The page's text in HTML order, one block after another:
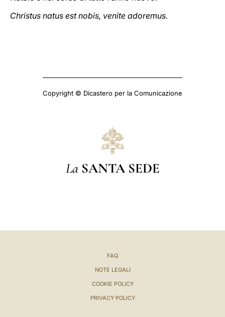
Christus natus est nobis, venite adoremus.
Copyright © Dicastero per la Comunicazione
La SANTA SEDE
FAQ
NOTE LEGALI
COOKIE POLICY
PRIVACY POLICY